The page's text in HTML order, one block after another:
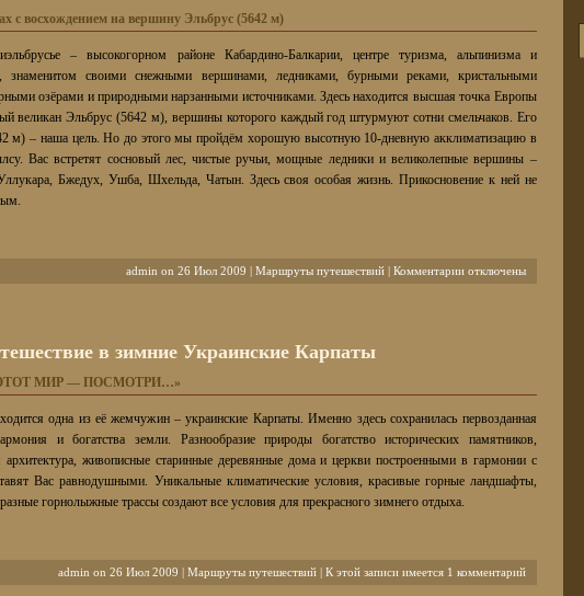
с восхождением на вершину Эльбрус (5642 м)
– высокогорном районе Кабардино-Балкарии, центре туризма, альпинизма и
знаменитом своими снежными вершинами, ледниками, бурными реками, кристальными
озёрами и природными нарзанными источниками. Здесь находится высшая точка Европы
великан Эльбрус (5642 м), вершины которого каждый год штурмуют сотни смельчаков. Его
м) – наша цель. Но до этого мы пройдём хорошую высотную 10-дневную акклиматизацию в
Вас встретят сосновый лес, чистые ручьи, мощные ледники и великолепные вершины –
Бжедух, Ушба, Шхельда, Чатын. Здесь своя особая жизнь. Прикосновение к ней не
admin on 26 Июл 2009 | Маршруты путешествий| Комментариикотключены
в зимние Украинские Карпаты
МИР — ПОСМОТРИ…»
одна из её жемчужин – украинские Карпаты. Именно здесь сохранилась первозданная
и богатства земли. Разнообразие природы богатство исторических памятников,
архитектура, живописные старинные деревянные дома и церкви построенными в гармонии с
Вас равнодушными. Уникальные климатические условия, красивые горные ландшафты,
горнолыжные трассы создают все условия для прекрасного зимнего отдыха.
admin on 26 Июл 2009 | Маршруты путешествий| К этой записи имеется 1 комментарий